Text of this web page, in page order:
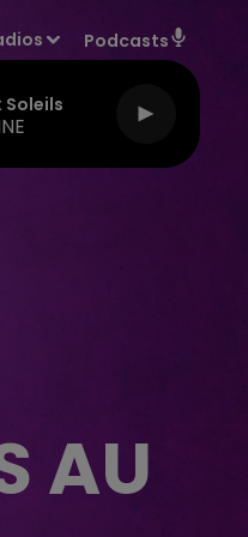
Podcasts
Soleils
AU